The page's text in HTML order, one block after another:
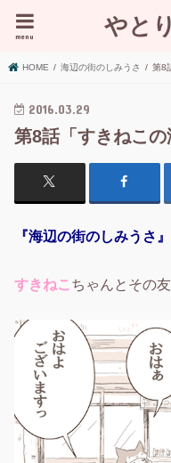
やと
menu
HOME 海辺の街のしみうさ 第8
2016.03.29
第8話「すきねこの
『海辺の街のしみうさ』
すきねこ ちゃんとその